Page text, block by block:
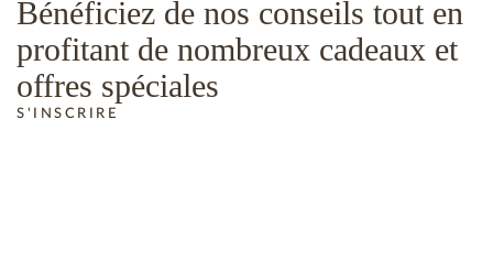
Bénéficiez de nos conseils tout en
profitant de nombreux cadeaux et
offres spéciales
S'INSCRIRE